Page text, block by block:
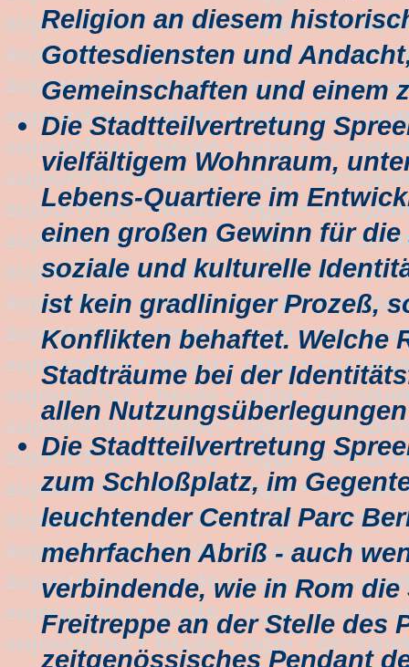
Religion an diesem
Gottesdiensten und
Gemeinschaften und einem
Die Stadtteilvertretung
vielfältigem Wohnraum,
Lebens-Quartiere im
einen großen Gewinn für
soziale und kulturelle
ist kein gradliniger Prozeß,
Konflikten behaftet. Welche
Stadträume bei der
allen
Die Stadtteilvertretung
zum Schloßplatz, im
leuchtender Central Parc
mehrfachen Abriß - auch
verbindende, wie in Rom
Freitreppe an der Stelle des
zeitgenössisches Pendant